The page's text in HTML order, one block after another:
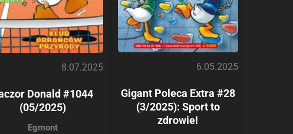
8.07.2025
Donald #1044
(05/2025)
Egmont
6.05.2025
Gigant Poleca Extra #28
(3/2025): Sport to
zdrowie!